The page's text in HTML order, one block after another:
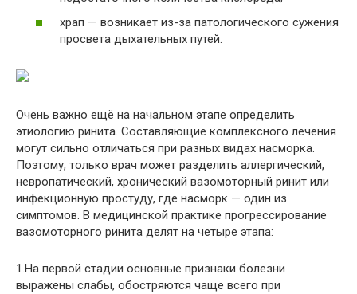
храп — возникает из-за патологического сужения
просвета дыхательных путей.
Очень важно ещё на начальном этапе определить
этиологию ринита. Составляющие комплексного лечения
могут сильно отличаться при разных видах насморка.
Поэтому, только врач может разделить аллергический,
невропатический, хронический вазомоторный ринит или
инфекционную простуду, где насморк — один из
симптомов. В медицинской практике прогрессирование
вазомоторного ринита делят на четыре этапа:
1.На первой стадии основные признаки болезни
выражены слабы, обостряются чаще всего при